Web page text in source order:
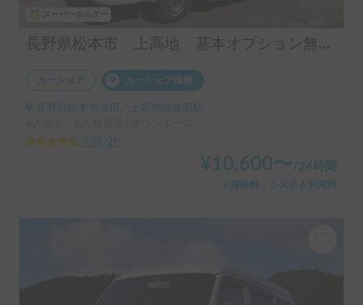
長野県松本市 上高地 基本オプション無料 24h受け渡しOK
カーシェア カーシェア保険
長野県松本市波田, ' 上高地線波田駅
4.79
29
¥ 10,600〜/24時間
＋保険料・システム利用料